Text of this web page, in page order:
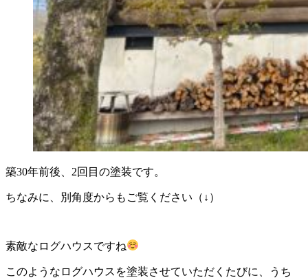
築30年前後、2回目の塗装です。
ちなみに、別角度からもご覧ください（↓）
素敵なログハウスですね
このようなログハウスを塗装させていただくたびに、うち